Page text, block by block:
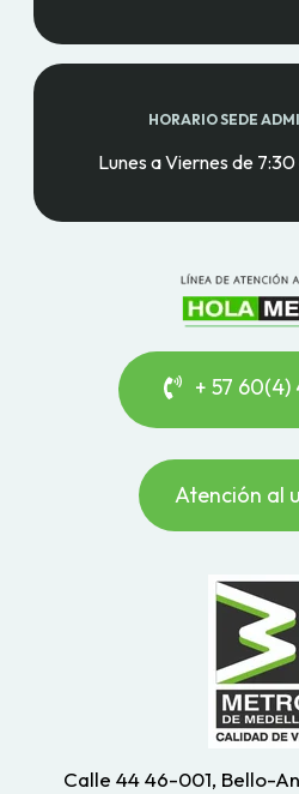
HORARIO SEDE
Lunes a Viernes de
+ 57
Atención al
Calle 44 46-001, Bello-